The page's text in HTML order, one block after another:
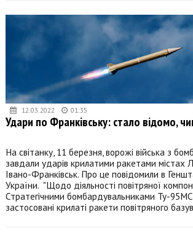
12.03.2022 01:35
Удари по Франківську: стало відомо,
На світанку, 11 березня, ворожі війська з
завдали ударів крилатими ракетами містах
Івано-Франківськ. Про це повідомили в
України. "Щодо діяльності повітряної
Стратегічними бомбардувальниками Ту-
застосовані крилаті ракети повітряного